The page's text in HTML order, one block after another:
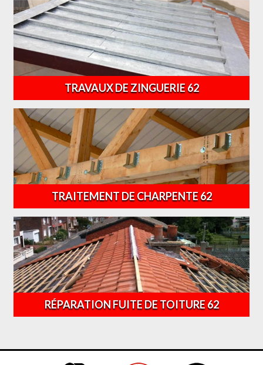
TRAVAUX DE ZINGUERIE 62
TRAITEMENT DE CHARPENTE 62
RÉPARATION FUITE DE TOITURE 62